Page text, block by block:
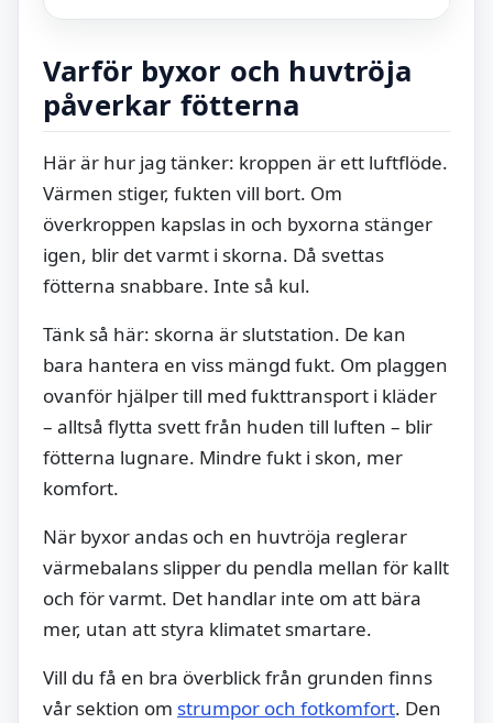
Varför byxor och huvtröja
påverkar fötterna
Här är hur jag tänker: kroppen är ett luftflöde.
Värmen stiger, fukten vill bort. Om
överkroppen kapslas in och byxorna stänger
igen, blir det varmt i skorna. Då svettas
fötterna snabbare. Inte så kul.
Tänk så här: skorna är slutstation. De kan
bara hantera en viss mängd fukt. Om plaggen
ovanför hjälper till med fukttransport i kläder
– alltså flytta svett från huden till luften – blir
fötterna lugnare. Mindre fukt i skon, mer
komfort.
När byxor andas och en huvtröja reglerar
värmebalans slipper du pendla mellan för kallt
och för varmt. Det handlar inte om att bära
mer, utan att styra klimatet smartare.
Vill du få en bra överblick från grunden finns
vår sektion om strumpor och fotkomfort. Den